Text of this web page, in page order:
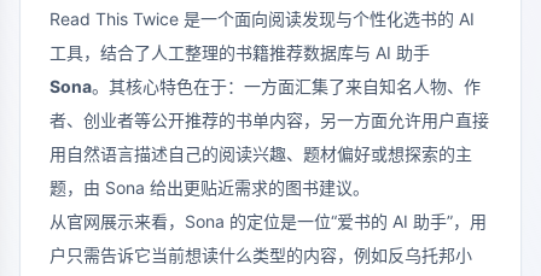
Read This Twice 是一个面向阅读发现与个性化选书的 AI
工具，结合了人工整理的书籍推荐数据库与 AI 助手
Sona。其核心特色在于：一方面汇集了来自知名人物、作
者、创业者等公开推荐的书单内容，另一方面允许用户直接
用自然语言描述自己的阅读兴趣、题材偏好或想探索的主
题，由 Sona 给出更贴近需求的图书建议。
从官网展示来看，Sona 的定位是一位“爱书的 AI 助手”，用
户只需告诉它当前想读什么类型的内容，例如反乌托邦小